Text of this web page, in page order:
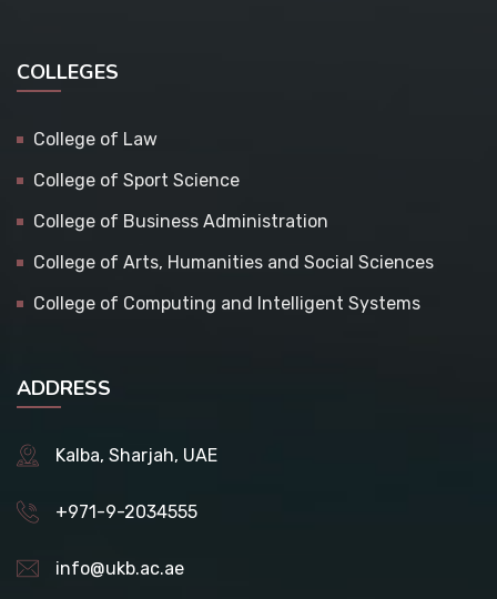
COLLEGES
College of Law
College of Sport Science
College of Business Administration
College of Arts, Humanities and Social Sciences
College of Computing and Intelligent Systems
ADDRESS
Kalba, Sharjah, UAE
+971-9-2034555
info@ukb.ac.ae